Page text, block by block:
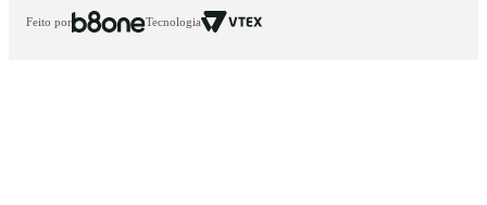
Feito por Tecnologia